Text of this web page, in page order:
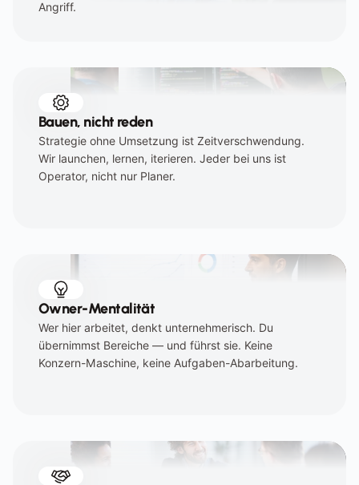
Angriff.
Bauen, nicht reden
Strategie ohne Umsetzung ist Zeitverschwendung.
Wir launchen, lernen, iterieren. Jeder bei uns ist
Operator, nicht nur Planer.
Owner-Mentalität
Wer hier arbeitet, denkt unternehmerisch. Du
übernimmst Bereiche — und führst sie. Keine
Konzern-Maschine, keine Aufgaben-Abarbeitung.